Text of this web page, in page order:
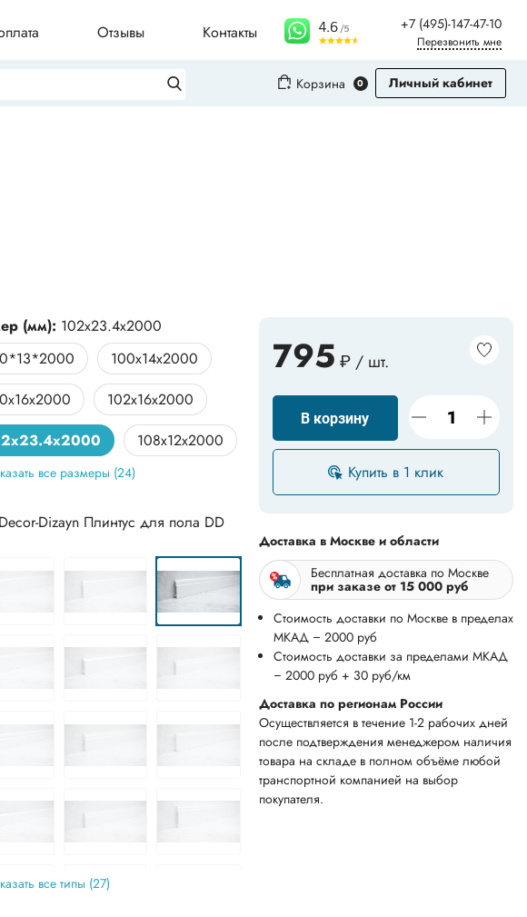
Отзывы Контакты +7 (495)-147-47-10
Перезвонить мне
Сопутствующие товары
Корзина 0
Личный кабинет
(мм): 102x23.4x2000
100x14x2000
102x16x2000
108x12x2000
120*13*2000
126x16x2000
150x22x2000
59x13x2000
78x21x2000
80*13*2000
82x12x2000
95x15x2000
99x21x2000
все размеры (24)
Decor-Dizayn Плинтус для пола DD
все типы (27)
795 ₽ / шт.
В корзину
Купить в 1 клик
Доставка в Москве и области
Бесплатная доставка по Москве
при заказе от 15 000 руб
Стоимость доставки по Москве в пределах
МКАД – 2000 руб
Стоимость доставки за пределами МКАД
– 2000 руб + 30 руб/км
Доставка по регионам России
Осуществляется в течение 1-2 рабочих дней
после подтверждения менеджером наличия
товара на складе в полном объёме любой
транспортной компанией на выбор
покупателя.